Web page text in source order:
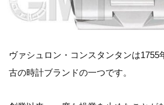
ヴァシュロン・コンスタンタンは1755
古の時計ブランドの一つです。